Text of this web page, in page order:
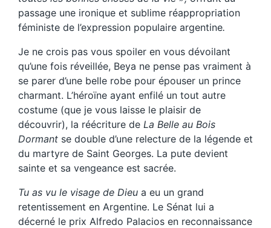
passage une ironique et sublime réappropriation
féministe de l’expression populaire argentine.
Je ne crois pas vous spoiler en vous dévoilant
qu’une fois réveillée, Beya ne pense pas vraiment à
se parer d’une belle robe pour épouser un prince
charmant. L’héroïne ayant enfilé un tout autre
costume (que je vous laisse le plaisir de
découvrir), la réécriture de La Belle au Bois
Dormant se double d’une relecture de la légende et
du martyre de Saint Georges. La pute devient
sainte et sa vengeance est sacrée.
Tu as vu le visage de Dieu a eu un grand
retentissement en Argentine. Le Sénat lui a
décerné le prix Alfredo Palacios en reconnaissance